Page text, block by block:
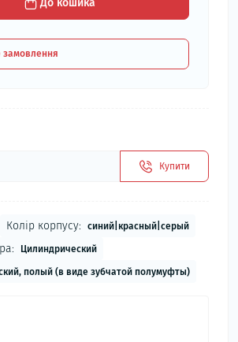
До кошика
замовлення
Купити
Колір корпусу: синий|красный|серый
Цилиндрический
полый (в виде зубчатой полумуфты)